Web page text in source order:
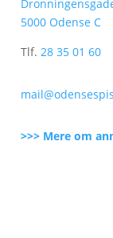
5000 Odense C
Tlf. 28 35 01 60
>>> Mere om